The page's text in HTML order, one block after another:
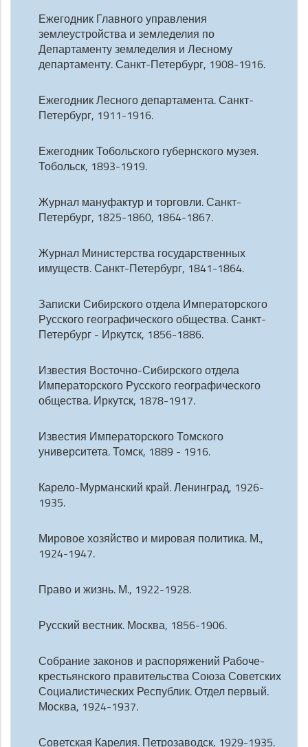
Ежегодник Главного управления
землеустройства и земледелия по
Департаменту земледелия и Лесному
департаменту. Санкт-Петербург, 1908-1916.
Ежегодник Лесного департамента. Санкт-
Петербург, 1911-1916.
Ежегодник Тобольского губернского музея.
Тобольск, 1893-1919.
Журнал мануфактур и торговли. Санкт-
Петербург, 1825-1860, 1864-1867.
Журнал Министерства государственных
имуществ. Санкт-Петербург, 1841-1864.
Записки Сибирского отдела Императорского
Русского географического общества. Санкт-
Петербург - Иркутск, 1856-1886.
Известия Восточно-Сибирского отдела
Императорского Русского географического
общества. Иркутск, 1878-1917.
Известия Императорского Томского
университета. Томск, 1889 - 1916.
Карело-Мурманский край. Ленинград, 1926-
1935.
Мировое хозяйство и мировая политика. М.,
1924-1947.
Право и жизнь. М., 1922-1928.
Русский вестник. Москва, 1856-1906.
Собрание законов и распоряжений Рабоче-
крестьянского правительства Союза Советских
Социалистических Республик. Отдел первый.
Москва, 1924-1937.
Советская Карелия. Петрозаводск, 1929-1935.